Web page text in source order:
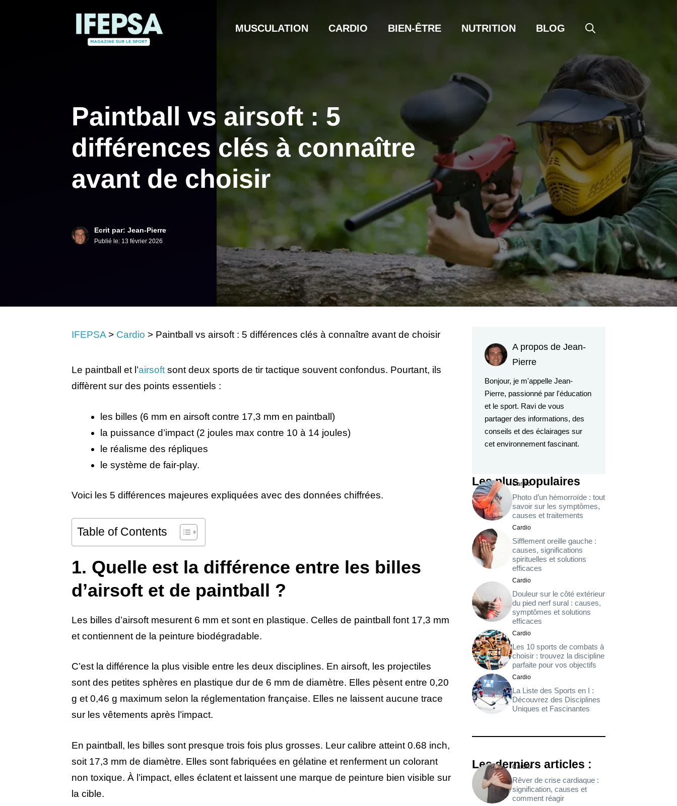
MUSCULATION CARDIO BIEN-ÊTRE NUTRITION BLOG
Paintball vs airsoft : 5
différences clés à connaître
avant de choisir
Ecrit par: Jean-Pierre
Publié le: 13 février 2026
IFEPSA > Cardio > Paintball vs airsoft : 5 différences clés à connaître avant de choisir
Le paintball et l’airsoft sont deux sports de tir tactique souvent confondus. Pourtant, ils
diffèrent sur des points essentiels :
les billes (6 mm en airsoft contre 17,3 mm en paintball)
la puissance d’impact (2 joules max contre 10 à 14 joules)
le réalisme des répliques
le système de fair-play.
Voici les 5 différences majeures expliquées avec des données chiffrées.
Table of Contents
1. Quelle est la différence entre les billes
d’airsoft et de paintball ?
Les billes d’airsoft mesurent 6 mm et sont en plastique. Celles de paintball font 17,3 mm
et contiennent de la peinture biodégradable.
C’est la différence la plus visible entre les deux disciplines. En airsoft, les projectiles
sont des petites sphères en plastique dur de 6 mm de diamètre. Elles pèsent entre 0,20
g et 0,46 g maximum selon la réglementation française. Elles ne laissent aucune trace
sur les vêtements après l’impact.
En paintball, les billes sont presque trois fois plus grosses. Leur calibre atteint 0.68 inch,
soit 17,3 mm de diamètre. Elles sont fabriquées en gélatine et renferment un colorant
non toxique. À l’impact, elles éclatent et laissent une marque de peinture bien visible sur
la cible.
A propos de Jean-
Pierre
Bonjour, je m'appelle Jean-
Pierre, passionné par l'éducation
et le sport. Ravi de vous
partager des informations, des
conseils et des éclairages sur
cet environnement fascinant.
Les plus populaires
Cardio
Photo d’un hémorroïde : tout
savoir sur les symptômes,
causes et traitements
Cardio
Sifflement oreille gauche :
causes, significations
spirituelles et solutions
efficaces
Cardio
Douleur sur le côté extérieur
du pied nerf sural : causes,
symptômes et solutions
efficaces
Cardio
Les 10 sports de combats à
choisir : trouvez la discipline
parfaite pour vos objectifs
Cardio
La Liste des Sports en I :
Découvrez des Disciplines
Uniques et Fascinantes
Les derniers articles :
Cardio
Rêver de crise cardiaque :
signification, causes et
comment réagir